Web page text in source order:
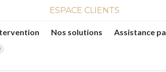
ESPACE CLIENTS
Nos solutions Assistance